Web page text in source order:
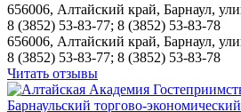
656006, Алтайский край, Барнаул,
8 (3852) 53-83-77; 8 (3852) 53-83-78
656006, Алтайский край, Барнаул,
8 (3852) 53-83-77; 8 (3852) 53-83-78
Читать отзывы